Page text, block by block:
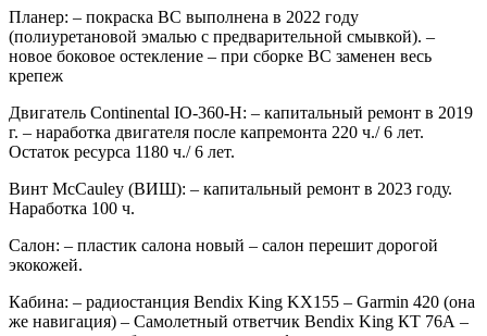
Планер: – покраска ВС выполнена в 2022 году
(полиуретановой эмалью с предварительной смывкой). –
новое боковое остекление – при сборке ВС заменен весь
крепеж
Двигатель Continental IO-360-H: – капитальный ремонт в 2019
г. – наработка двигателя после капремонта 220 ч./ 6 лет.
Остаток ресурса 1180 ч./ 6 лет.
Винт McCauley (ВИШ): – капитальный ремонт в 2023 году.
Наработка 100 ч.
Салон: – пластик салона новый – салон перешит дорогой
экокожей.
Кабина: – радиостанция Bendix King KX155 – Garmin 420 (она
же навигация) – Самолетный ответчик Bendix King КТ 76А –